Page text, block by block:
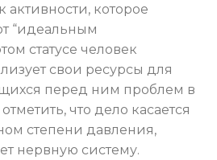
активности, которое
“идеальным
статусе человек
свои ресурсы для
перед ним проблем в
что дело касается
степени давления,
нервную систему.